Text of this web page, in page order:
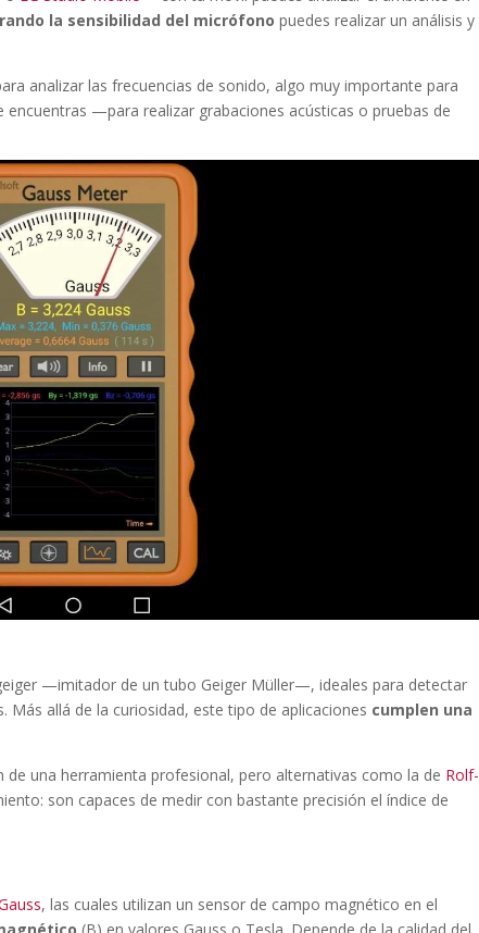
la sensibilidad del micrófono puedes realizar un análisis y
analizar las frecuencias de sonido, algo muy importante para
—para realizar grabaciones acústicas o pruebas de
—imitador de un tubo Geiger Müller—, ideales para detectar
allá de la curiosidad, este tipo de aplicaciones cumplen una
una herramienta profesional, pero alternativas como la de Rolf-
son capaces de medir con bastante precisión el índice de
, las cuales utilizan un sensor de campo magnético en el
(B) en valores Gauss o Tesla. Depende de la calidad del